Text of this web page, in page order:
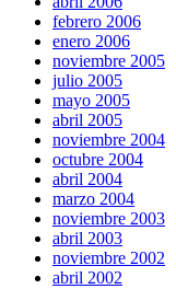
febrero 2006
enero 2006
noviembre 2005
julio 2005
mayo 2005
abril 2005
noviembre 2004
octubre 2004
abril 2004
marzo 2004
noviembre 2003
abril 2003
noviembre 2002
abril 2002